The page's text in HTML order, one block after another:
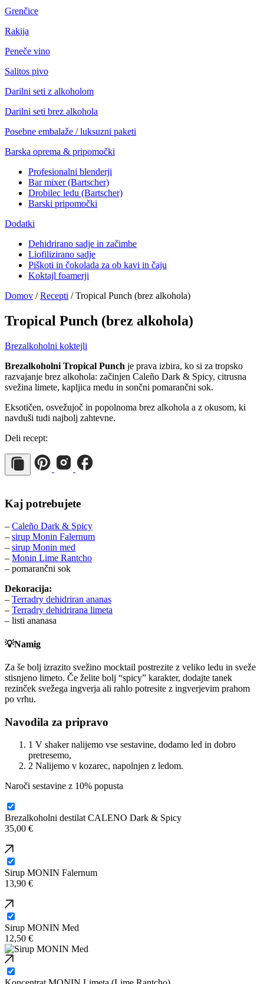
Grenčice
Rakija
Peneče vino
Salitos pivo
Darilni seti z alkoholom
Darilni seti brez alkohola
Posebne embalaže / luksuzni paketi
Barska oprema & pripomočki
Profesionalni blenderji
Bar mixer (Bartscher)
Drobilec ledu (Bartscher)
Barski pripomočki
Dodatki
Dehidrirano sadje in začimbe
Liofilizirano sadje
Piškoti in čokolada za ob kavi in čaju
Koktajl foamerji
Domov /Recepti /Tropical Punch (brez alkohola)
Tropical Punch (brez alkohola)
Brezalkoholni koktejli
Brezalkoholni Tropical Punch je prava izbira, ko si za tropsko
razvajanje brez alkohola: začinjen Caleño Dark & Spicy, citrusna
svežina limete, kapljica medu in sončni pomarančni sok.
Eksotičen, osvežujoč in popolnoma brez alkohola a z okusom, ki
navduši tudi najbolj zahtevne.
Deli recept:
Kaj potrebujete
– Caleño Dark & Spicy
– sirup Monin Falernum
– sirup Monin med
– Monin Lime Rantcho
– pomarančni sok
Dekoracija:
– Terradry dehidriran ananas
– Terradry dehidrirana limeta
– listi ananasa
💡Namig
Za še bolj izrazito svežino mocktail postrezite z veliko ledu in sveže
stisnjeno limeto. Če želite bolj “spicy” karakter, dodajte tanek
rezinček svežega ingverja ali rahlo potresite z ingverjevim prahom
po vrhu.
Navodila za pripravo
1 V shaker nalijemo vse sestavine, dodamo led in dobro
pretresemo,
2 Nalijemo v kozarec, napolnjen z ledom.
Naroči sestavine z 10% popusta
Brezalkoholni destilat CALENO Dark & Spicy
35,00 €
Sirup MONIN Falernum
13,90 €
Sirup MONIN Med
12,50 €